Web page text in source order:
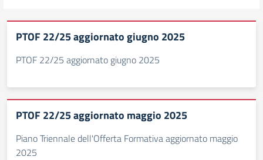
PTOF 22/25 aggiornato giugno 2025
PTOF 22/25 aggiornato giugno 2025
PTOF 22/25 aggiornato maggio 2025
Piano Triennale dell'Offerta Formativa aggiornato maggio
2025